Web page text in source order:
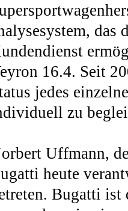
16.4. Seit
jedes
zu
Uffmann,
heute
Bugatti ist